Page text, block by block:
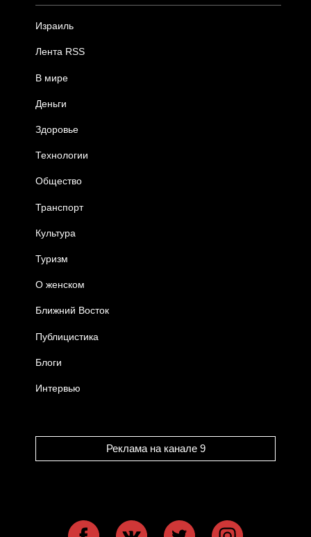
Израиль
Лента RSS
В мире
Деньги
Здоровье
Технологии
Общество
Транспорт
Культура
Туризм
О женском
Ближний Восток
Публицистика
Блоги
Интервью
Реклама на канале 9